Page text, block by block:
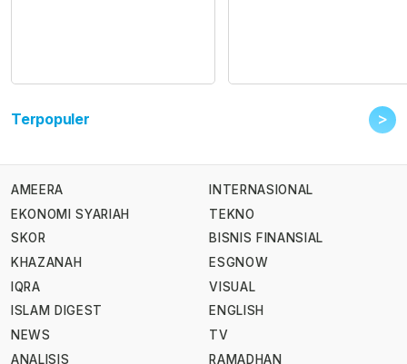
Terpopuler >
AMEERA
EKONOMI SYARIAH
SKOR
KHAZANAH
IQRA
ISLAM DIGEST
NEWS
ANALISIS
INTERNASIONAL
TEKNO
BISNIS FINANSIAL
ESGNOW
VISUAL
ENGLISH
TV
RAMADHAN